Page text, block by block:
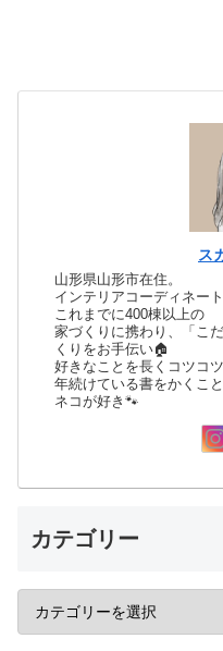
ス
山形県山形市在住。
インテリアコーディネー
これまでに400棟以上の
家づくりに携わり、「こ
くりをお手伝い🏠
好きなことを長くコツコ
年続けている書をかくこ
ネコが好き🐾
カテゴリー